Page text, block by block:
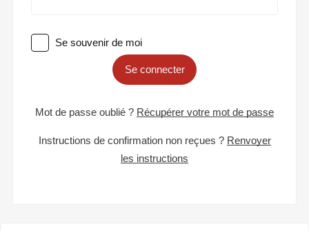
Se souvenir de moi
Se connecter
Mot de passe oublié ? Récupérer votre mot de passe
Instructions de confirmation non reçues ? Renvoyer
les instructions